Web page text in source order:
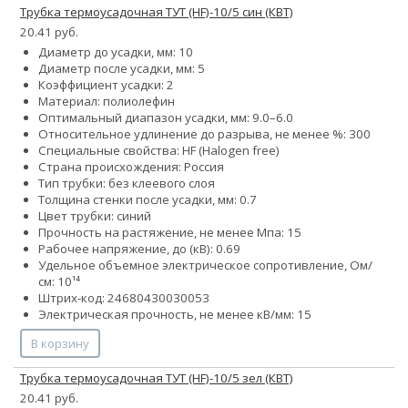
Трубка термоусадочная ТУТ (HF)-10/5 син (КВТ)
20.41 руб.
Диаметр до усадки, мм: 10
Диаметр после усадки, мм: 5
Коэффициент усадки: 2
Материал: полиолефин
Оптимальный диапазон усадки, мм: 9.0–6.0
Относительное удлинение до разрыва, не менее %: 300
Специальные свойства: HF (Halogen free)
Страна происхождения: Россия
Тип трубки: без клеевого слоя
Толщина стенки после усадки, мм: 0.7
Цвет трубки: синий
Прочность на растяжение, не менее Мпа: 15
Рабочее напряжение, до (кВ): 0.69
Удельное объемное электрическое сопротивление, Ом/
см: 10¹⁴
Штрих-код: 24680430030053
Электрическая прочность, не менее кВ/мм: 15
В корзину
Трубка термоусадочная ТУТ (HF)-10/5 зел (КВТ)
20.41 руб.